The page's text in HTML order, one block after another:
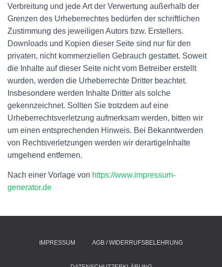
Verbreitung und jede Art der Verwertung außerhalb der
Grenzen des Urheberrechtes bedürfen der schriftlichen
Zustimmung des jeweiligen Autors bzw. Erstellers.
Downloads und Kopien dieser Seite sind nur für den
privaten, nicht kommerziellen Gebrauch gestattet. Soweit
die Inhalte auf dieser Seite nicht vom Betreiber erstellt
wurden, werden die Urheberrechte Dritter beachtet.
Insbesondere werden Inhalte Dritter als solche
gekennzeichnet. Sollten Sie trotzdem auf eine
Urheberrechtsverletzung aufmerksam werden, bitten wir
um einen entsprechenden Hinweis. Bei Bekanntwerden
von Rechtsverletzungen werden wir derartigeInhalte
umgehend entfernen.
Nach einer Vorlage von https://www.impressum-
generator.de
IMPRESSUM AGB / WIDERRUFSBELEHRUNG